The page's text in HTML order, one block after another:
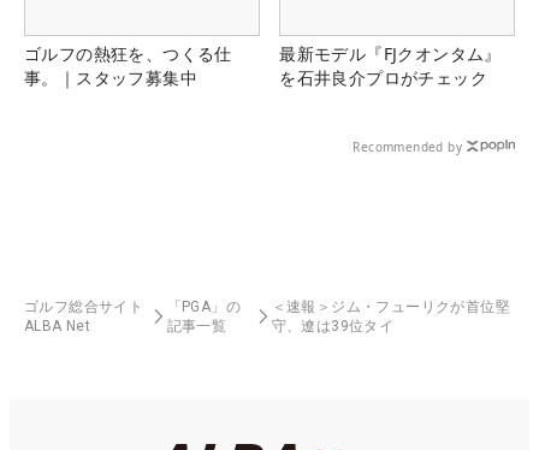
ゴルフの熱狂を、つくる仕
事。｜スタッフ募集中
最新モデル『FJクオンタム』
を石井良介プロがチェック
Recommended by
ゴルフ総合サイト
ALBA Net
「PGA」の
記事一覧
＜速報＞ジム・フューリクが首位堅
守、遼は39位タイ